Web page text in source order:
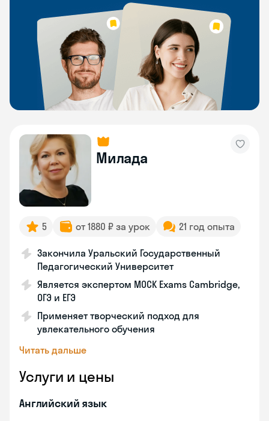
Милада
5 от 1880 ₽ за урок 21 год опыта
Закончила Уральский Государственный
Педагогический Университет
Является экспертом MOCK Exams Cambridge,
ОГЭ и ЕГЭ
Применяет творческий подход для
увлекательного обучения
Читать дальше
Услуги и цены
Английский язык